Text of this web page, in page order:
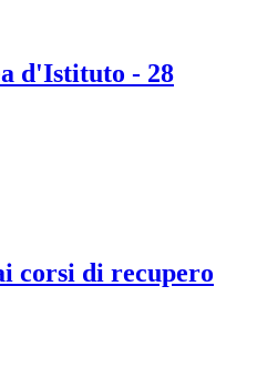
d'Istituto - 28
corsi di recupero